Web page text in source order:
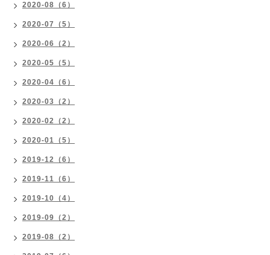
2020-08（6）
2020-07（5）
2020-06（2）
2020-05（5）
2020-04（6）
2020-03（2）
2020-02（2）
2020-01（5）
2019-12（6）
2019-11（6）
2019-10（4）
2019-09（2）
2019-08（2）